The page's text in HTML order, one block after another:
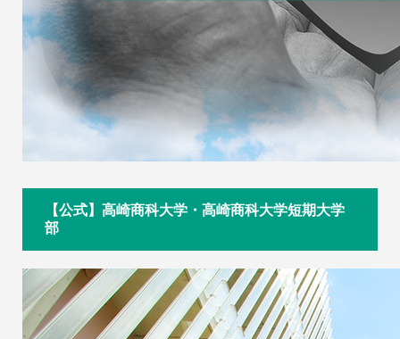
【公式】高崎商科大学・高崎商科大学短期大学
部